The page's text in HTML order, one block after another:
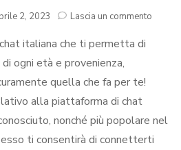
2, 2023 Lascia un commento
italiana che ti permetta di
ogni età e provenienza,
quella che fa per te!
alla piattaforma di chat
nonché più popolare nel
ti consentirà di connetterti